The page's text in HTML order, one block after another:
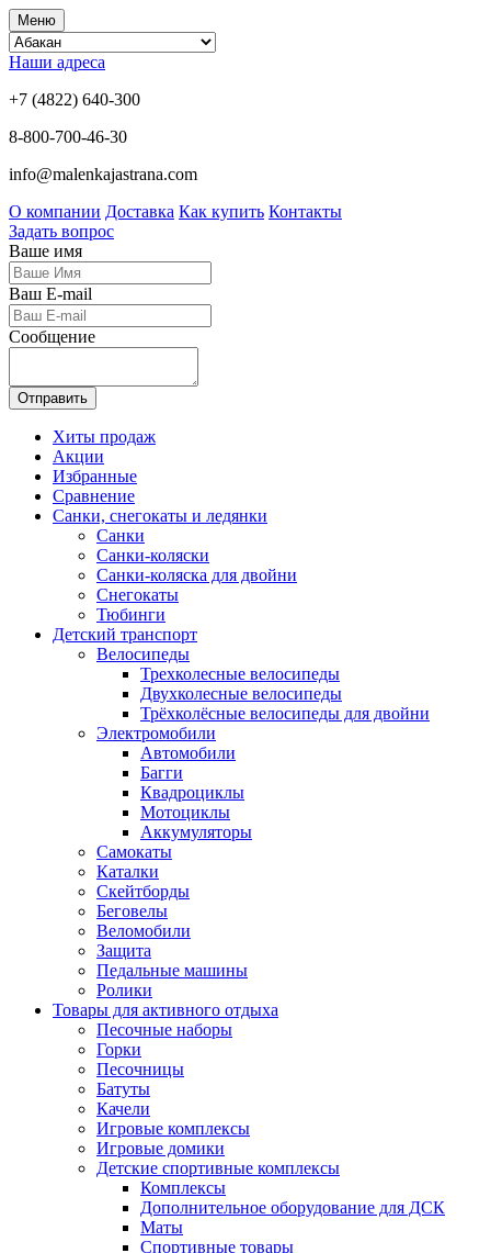
Меню
Наши адреса
+7 (4822) 640-300
8-800-700-46-30
info@malenkajastrana.com
О компании Доставка Как купить Контакты
Задать вопрос
Ваше имя
Ваш E-mail
Сообщение
Отправить
Хиты продаж
Акции
Избранные
Сравнение
Санки, снегокаты и ледянки
Санки
Санки-коляски
Санки-коляска для двойни
Снегокаты
Тюбинги
Детский транспорт
Велосипеды
Трехколесные велосипеды
Двухколесные велосипеды
Трёхколёсные велосипеды для двойни
Электромобили
Автомобили
Багги
Квадроциклы
Мотоциклы
Аккумуляторы
Самокаты
Каталки
Скейтборды
Беговелы
Веломобили
Защита
Педальные машины
Ролики
Товары для активного отдыха
Песочные наборы
Горки
Песочницы
Батуты
Качели
Игровые комплексы
Игровые домики
Детские спортивные комплексы
Комплексы
Дополнительное оборудование для ДСК
Маты
Спортивные товары